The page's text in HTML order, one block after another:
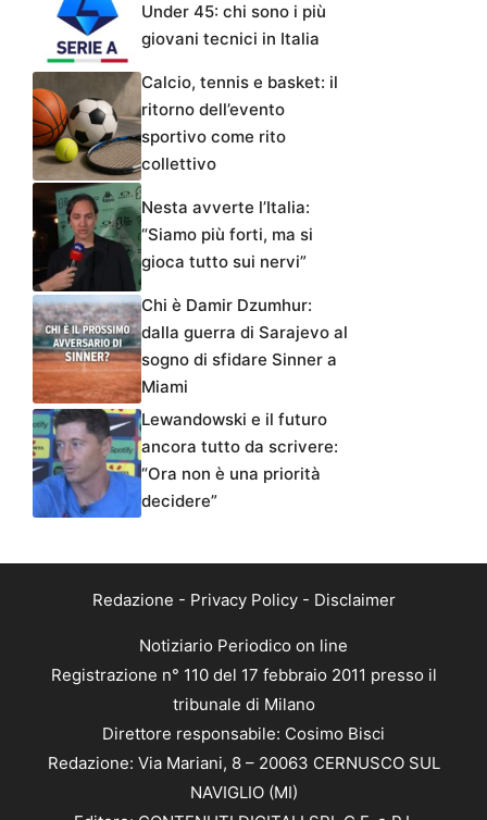
Under 45: chi sono i più
giovani tecnici in Italia
Calcio, tennis e basket: il
ritorno dell’evento
sportivo come rito
collettivo
Nesta avverte l’Italia:
“Siamo più forti, ma si
gioca tutto sui nervi”
Chi è Damir Dzumhur:
dalla guerra di Sarajevo al
sogno di sfidare Sinner a
Miami
Lewandowski e il futuro
ancora tutto da scrivere:
“Ora non è una priorità
decidere”
Redazione - Privacy Policy- Disclaimer
Notiziario Periodico on line
Registrazione n° 110 del 17 febbraio 2011 presso il
tribunale di Milano
Direttore responsabile: Cosimo Bisci
Redazione: Via Mariani, 8 – 20063 CERNUSCO SUL
NAVIGLIO (MI)